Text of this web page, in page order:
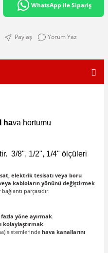
WhatsApp ile Sipariş
Paylaş Yorum Yaz
hava hortumu
3/8", 1/2", 1/4" ölçüleri
elektrik tesisatı veya boru
kabloların yönünü değiştirmek
parçasıdır.
fazla yöne ayırmak.
kolaylaştırmak.
sistemlerindehava kanallarını